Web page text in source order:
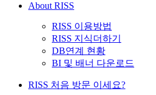
About RISS
RISS 이용방법
RISS 지식더하기
DB연계 현황
BI 및 배너 다운로드
RISS 처음 방문 이세요?